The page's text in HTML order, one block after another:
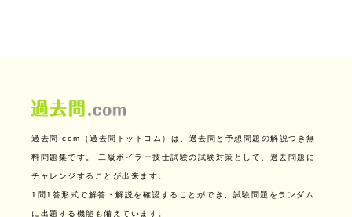
過去問.com（過去問ドットコム）は、過去問と予想問題の解説つき無
料問題集です。 二級ボイラー技士試験の試験対策として、過去問題に
チャレンジすることが出来ます。
1問1答形式で解答・解説を確認することができ、試験問題をランダム
に出題する機能も備えています。